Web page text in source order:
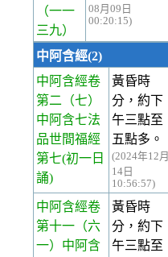
（一一
三九）
08月09日
00:20:15)
中阿含經(2)
中阿含經卷
第二 （七）
中阿含七法
品世間福經
第七(初一日
誦)
黃昏時
分，約下
午三點至
五點多。
(2024年12月
14日
10:56:57)
中阿含經卷
第十一 （六
一）中阿含
黃昏時
分，約下
午三點至